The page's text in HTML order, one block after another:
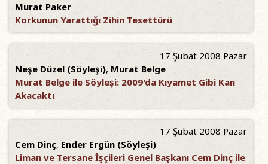
Murat Paker
Korkunun Yarattığı Zihin Tesettürü
17 Şubat 2008 Pazar
Neşe Düzel (Söyleşi), Murat Belge
Murat Belge ile Söyleşi: 2009'da Kıyamet Gibi Kan
Akacaktı
17 Şubat 2008 Pazar
Cem Dinç, Ender Ergün (Söyleşi)
Liman ve Tersane İşçileri Genel Başkanı Cem Dinç ile